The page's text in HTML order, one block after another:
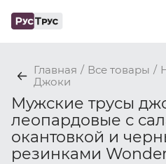
Главная / Все товары /
Джоки
Мужские трусы
леопардовые с
окантовкой и
резинками